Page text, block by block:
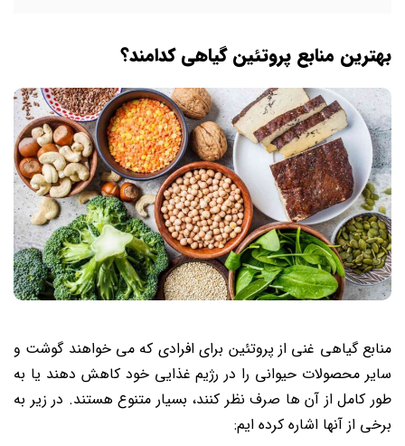
بهترین منابع پروتئین گیاهی کدامند؟
منابع گیاهی غنی از پروتئین برای افرادی که می ‌خواهند گوشت و
سایر محصولات حیوانی را در رژیم غذایی خود کاهش دهند یا به
طور کامل از آن ‌ها صرف نظر کنند، بسیار متنوع هستند. در زیر به
برخی از آنها اشاره کرده ایم: